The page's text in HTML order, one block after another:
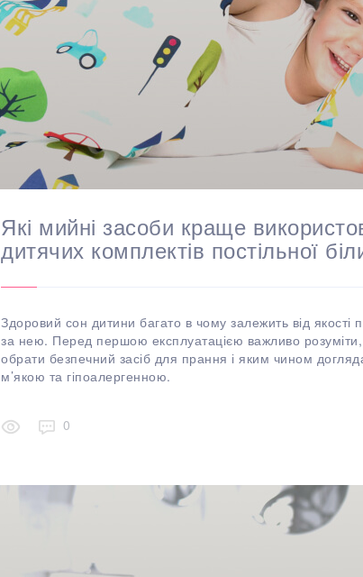
Які мийні засоби краще
дитячих комплектів постільної
Здоровий сон дитини багато в чому залежить від якості
за нею. Перед першою експлуатацією важливо
обрати безпечний засіб для прання і яким чином
м’якою та гіпоалергенною.
0